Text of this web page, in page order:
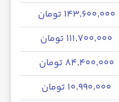
۱۴۳٬۶۰۰٬۰۰۰ تومان
۱۱۱٬۷۰۰٬۰۰۰ تومان
۸۴٬۴۰۰٬۰۰۰ تومان
۱۰٬۹۹۰٬۰۰۰ تومان